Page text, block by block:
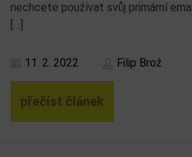
nechcete používat svůj primární
[…]
11. 2. 2022 Filip Brož
přečíst článek